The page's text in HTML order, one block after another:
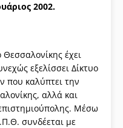
2002.
Θεσσαλονίκης έχει
εξελίσσει Δίκτυο
που καλύπτει την
αλλά και
Μέσω
συνδέεται με